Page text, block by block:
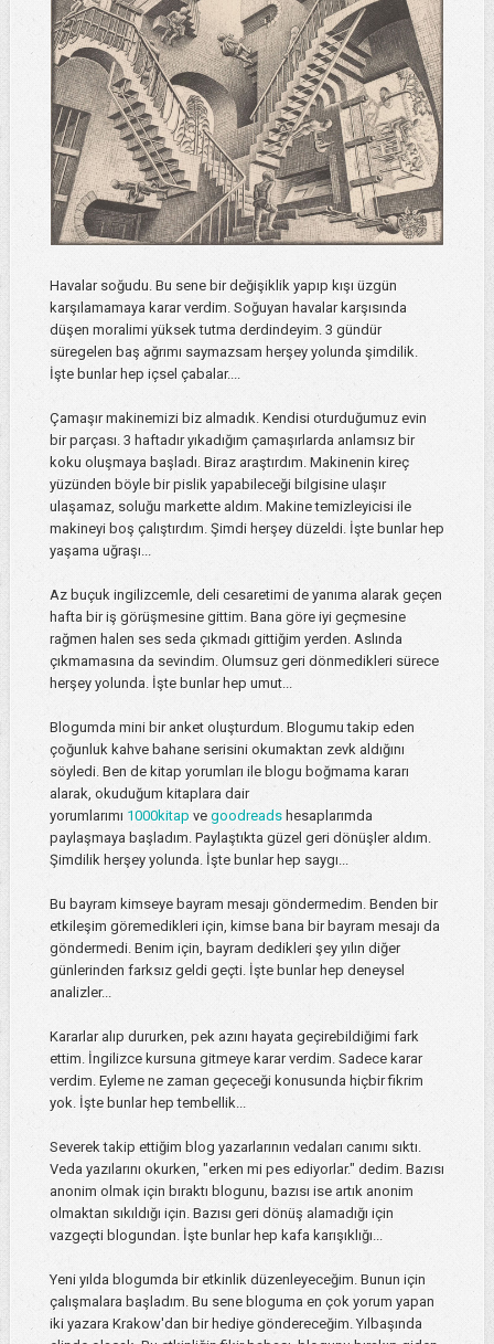
Havalar soğudu. Bu sene bir değişiklik yapıp kışı üzgün
karşılamamaya karar verdim. Soğuyan havalar karşısında
düşen moralimi yüksek tutma derdindeyim. 3 gündür
süregelen baş ağrımı saymazsam herşey yolunda şimdilik.
İşte bunlar hep içsel çabalar....
Çamaşır makinemizi biz almadık. Kendisi oturduğumuz evin
bir parçası. 3 haftadır yıkadığım çamaşırlarda anlamsız bir
koku oluşmaya başladı. Biraz araştırdım. Makinenin kireç
yüzünden böyle bir pislik yapabileceği bilgisine ulaşır
ulaşamaz, soluğu markette aldım. Makine temizleyicisi ile
makineyi boş çalıştırdım. Şimdi herşey düzeldi. İşte bunlar hep
yaşama uğraşı...
Az buçuk ingilizcemle, deli cesaretimi de yanıma alarak geçen
hafta bir iş görüşmesine gittim. Bana göre iyi geçmesine
rağmen halen ses seda çıkmadı gittiğim yerden. Aslında
çıkmamasına da sevindim. Olumsuz geri dönmedikleri sürece
herşey yolunda. İşte bunlar hep umut...
Blogumda mini bir anket oluşturdum. Blogumu takip eden
çoğunluk kahve bahane serisini okumaktan zevk aldığını
söyledi. Ben de kitap yorumları ile blogu boğmama kararı
alarak, okuduğum kitaplara dair
yorumlarımı 1000kitap ve goodreadshesaplarımda
paylaşmaya başladım. Paylaştıkta güzel geri dönüşler aldım.
Şimdilik herşey yolunda. İşte bunlar hep saygı...
Bu bayram kimseye bayram mesajı göndermedim. Benden bir
etkileşim göremedikleri için, kimse bana bir bayram mesajı da
göndermedi. Benim için, bayram dedikleri şey yılın diğer
günlerinden farksız geldi geçti. İşte bunlar hep deneysel
analizler...
Kararlar alıp dururken, pek azını hayata geçirebildiğimi fark
ettim. İngilizce kursuna gitmeye karar verdim. Sadece karar
verdim. Eyleme ne zaman geçeceği konusunda hiçbir fikrim
yok. İşte bunlar hep tembellik...
Severek takip ettiğim blog yazarlarının vedaları canımı sıktı.
Veda yazılarını okurken, "erken mi pes ediyorlar." dedim. Bazısı
anonim olmak için bıraktı blogunu, bazısı ise artık anonim
olmaktan sıkıldığı için. Bazısı geri dönüş alamadığı için
vazgeçti blogundan. İşte bunlar hep kafa karışıklığı...
Yeni yılda blogumda bir etkinlik düzenleyeceğim. Bunun için
çalışmalara başladım. Bu sene bloguma en çok yorum yapan
iki yazara Krakow'dan bir hediye göndereceğim. Yılbaşında